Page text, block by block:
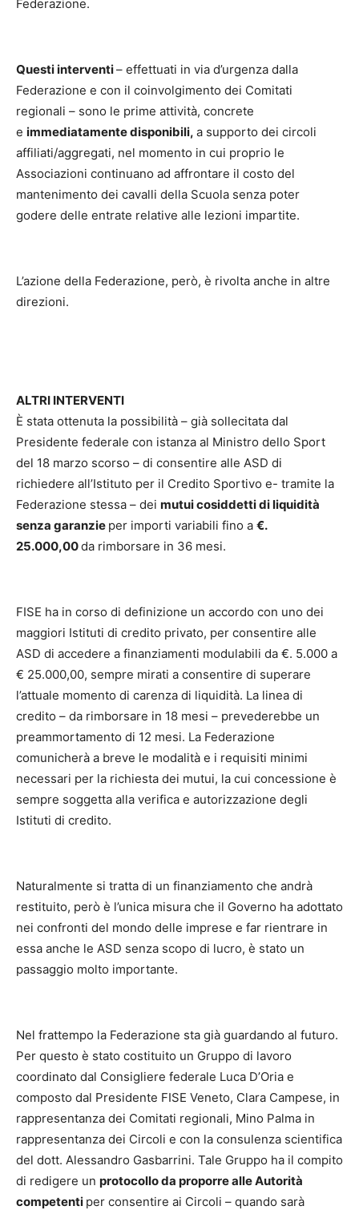
Federazione.
Questi interventi– effettuati in via d’urgenza dalla
Federazione e con il coinvolgimento dei Comitati
regionali – sono le prime attività, concrete
e immediatamente disponibili, a supporto dei circoli
affiliati/aggregati, nel momento in cui proprio le
Associazioni continuano ad affrontare il costo del
mantenimento dei cavalli della Scuola senza poter
godere delle entrate relative alle lezioni impartite.
L’azione della Federazione, però, è rivolta anche in altre
direzioni.
ALTRI INTERVENTI
È stata ottenuta la possibilità – già sollecitata dal
Presidente federale con istanza al Ministro dello Sport
del 18 marzo scorso – di consentire alle ASD di
richiedere all’Istituto per il Credito Sportivo e- tramite la
Federazione stessa – dei mutui cosiddetti di liquidità
senza garanzie per importi variabili fino a €.
25.000,00da rimborsare in 36 mesi.
FISE ha in corso di definizione un accordo con uno dei
maggiori Istituti di credito privato, per consentire alle
ASD di accedere a finanziamenti modulabili da €. 5.000 a
€ 25.000,00, sempre mirati a consentire di superare
l’attuale momento di carenza di liquidità. La linea di
credito – da rimborsare in 18 mesi – prevederebbe un
preammortamento di 12 mesi. La Federazione
comunicherà a breve le modalità e i requisiti minimi
necessari per la richiesta dei mutui, la cui concessione è
sempre soggetta alla verifica e autorizzazione degli
Istituti di credito.
Naturalmente si tratta di un finanziamento che andrà
restituito, però è l’unica misura che il Governo ha adottato
nei confronti del mondo delle imprese e far rientrare in
essa anche le ASD senza scopo di lucro, è stato un
passaggio molto importante.
Nel frattempo la Federazione sta già guardando al futuro.
Per questo è stato costituito un Gruppo di lavoro
coordinato dal Consigliere federale Luca D’Oria e
composto dal Presidente FISE Veneto, Clara Campese, in
rappresentanza dei Comitati regionali, Mino Palma in
rappresentanza dei Circoli e con la consulenza scientifica
del dott. Alessandro Gasbarrini. Tale Gruppo ha il compito
di redigere un protocollo da proporre alle Autorità
competenti per consentire ai Circoli – quando sarà